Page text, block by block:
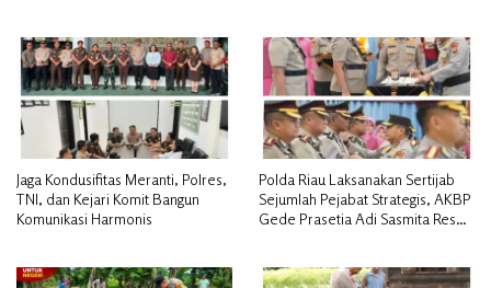
Jaga Kondusifitas Meranti, Polres,
TNI, dan Kejari Komit Bangun
Komunikasi Harmonis
Polda Riau Laksanakan Sertijab
Sejumlah Pejabat Strategis, AKBP
Gede Prasetia Adi Sasmita Resmi